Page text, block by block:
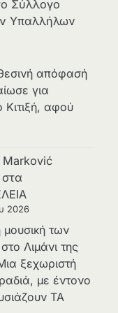
Σύλλογο
Υπαλλήλων
απόφασή
για
αφού
2026
μουσική των
Λιμάνι της
ξεχωριστή
με έντονο
ΤΑ